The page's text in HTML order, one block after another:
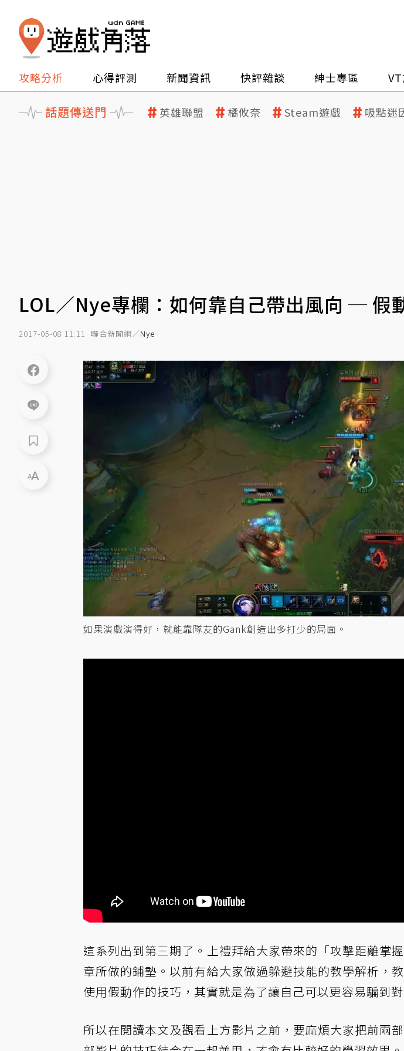
攻略分析 心得評測 新聞資訊 快評雜談 紳士專區
話題傳送門 英雄聯盟 橘攸奈 Steam遊戲 吸點迷
LOL／Nye專欄：如何靠自己帶出風向 ─ 假
2017-05-08 11:11 聯合新聞網／Nye
如果演戲演得好，就能靠隊友的Gank創造出多打少的局面。
這系列出到第三期了。上禮拜給大家帶來的「攻擊距離掌
章所做的鋪墊。以前有給大家做過躲避技能的教學解析，
使用假動作的技巧，其實就是為了讓自己可以更容易騙到對
所以在閱讀本文及觀看上方影片之前，要麻煩大家把前兩